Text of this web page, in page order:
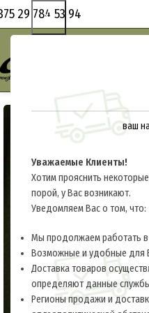
ваш
Уважаемые Клиенты!
Хотим прояснить
порой, у Вас возникают.
Уведомляем Вас о том, что:
Мы продолжаем работать в
Возможные и удобные для
Доставка товаров
определяют данные
Регионы продажи и
29 784 53 94